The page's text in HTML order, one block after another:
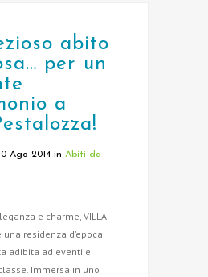
abito
per un
a
Ago 2014 in Abiti da
e charme, VILLA
una residenza d’epoca
adibita ad eventi e
Immersa in uno